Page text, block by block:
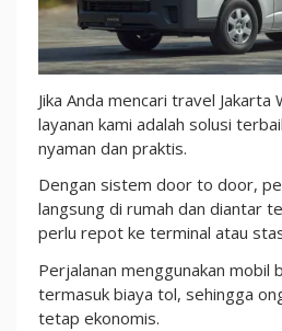
To
Door
081311168123
Jika Anda mencari travel Jakarta
layanan kami adalah solusi
nyaman dan praktis.
Dengan sistem door to door,
langsung di rumah dan diantar
perlu repot ke terminal atau
Perjalanan menggunakan mobil
termasuk biaya tol, sehingga
tetap ekonomis.